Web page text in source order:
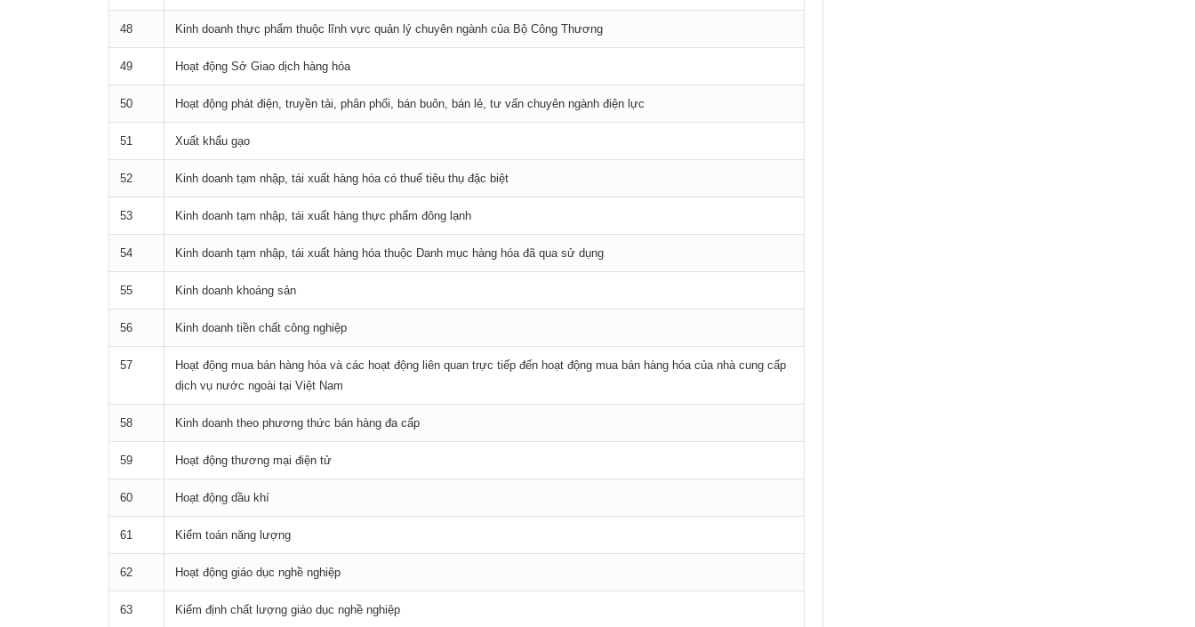
48 Kinh doanh thực phẩm thuộc lĩnh vực quản lý chuyên ngành của Bộ Công Thương
49 Hoạt động Sở Giao dịch hàng hóa
50 Hoạt động phát điện, truyền tải, phân phối, bán buôn, bán lẻ, tư vấn chuyên ngành điện lực
51 Xuất khẩu gạo
52 Kinh doanh tạm nhập, tái xuất hàng hóa có thuế tiêu thụ đặc biệt
53 Kinh doanh tạm nhập, tái xuất hàng thực phẩm đông lạnh
54 Kinh doanh tạm nhập, tái xuất hàng hóa thuộc Danh mục hàng hóa đã qua sử dụng
55 Kinh doanh khoáng sản
56 Kinh doanh tiền chất công nghiệp
57
Hoạt động mua bán hàng hóa và các hoạt động liên quan trực tiếp đến hoạt động mua bán hàng hóa của nhà cung cấp
dịch vụ nước ngoài tại Việt Nam
58 Kinh doanh theo phương thức bán hàng đa cấp
59 Hoạt động thương mại điện tử
60 Hoạt động dầu khí
61 Kiểm toán năng lượng
62 Hoạt động giáo dục nghề nghiệp
63 Kiểm định chất lượng giáo dục nghề nghiệp